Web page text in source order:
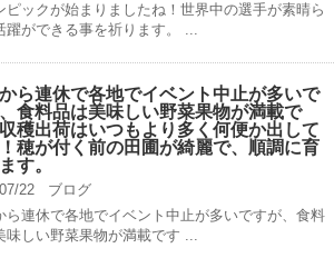
ピックが始まりましたね！世界中の選手が素晴ら
躍ができる事を祈ります。 ...
ら連休で各地でイベント中止が多いで
食料品は美味しい野菜果物が満載で
穫出荷はいつもより多く何便か出して
穂が付く前の田圃が綺麗で、順調に育
す。
22
ブログ
ら連休で各地でイベント中止が多いですが、食料
味しい野菜果物が満載です ...